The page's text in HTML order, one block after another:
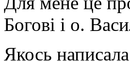
Богові і о.
Якось